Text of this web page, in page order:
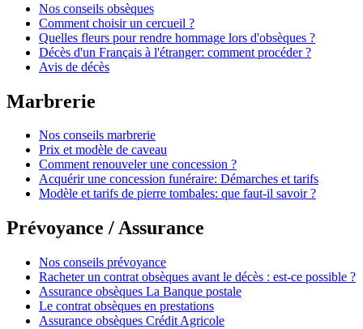
Nos conseils obsèques
Comment choisir un cercueil ?
Quelles fleurs pour rendre hommage lors d'obsèques ?
Décès d'un Français à l'étranger: comment procéder ?
Avis de décès
Marbrerie
Nos conseils marbrerie
Prix et modèle de caveau
Comment renouveler une concession ?
Acquérir une concession funéraire: Démarches et tarifs
Modèle et tarifs de pierre tombales: que faut-il savoir ?
Prévoyance / Assurance
Nos conseils prévoyance
Racheter un contrat obsèques avant le décès : est-ce possible ?
Assurance obsèques La Banque postale
Le contrat obsèques en prestations
Assurance obsèques Crédit Agricole